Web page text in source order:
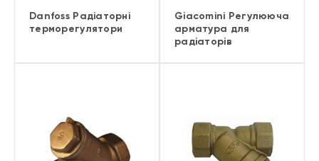
Danfoss Радіаторні
терморегулятори
Giacomini Регулююча
арматура для
радіаторів